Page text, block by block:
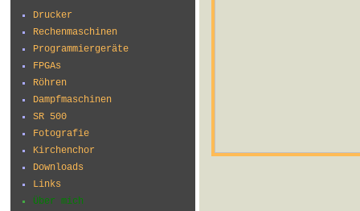
Drucker
Rechenmaschinen
Programmiergeräte
FPGAs
Röhren
Dampfmaschinen
SR 500
Fotografie
Kirchenchor
Downloads
Links
Über mich